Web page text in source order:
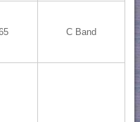
C Band